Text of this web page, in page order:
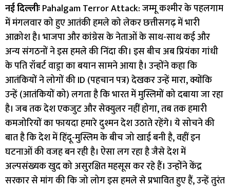
नई दिल्लीःPahalgam Terror Attack: जम्मू कश्मीर के पहलगाम
में मंगलवार को हुए आतंकी हमले को लेकर छत्तीसगढ़ में भारी
आक्रोश है। भाजपा और कांग्रेस के नेताओं के साथ-साथ कई और
अन्य संगठनों ने इस हमले की निंदा की। इस बीच अब प्रियंका गांधी
के पति रॉबर्ट वाड्रा का बयान सामने आया है। उन्होंने कहा कि
आतंकियों ने लोगों की ID (पहचान पत्र) देखकर उन्हें मारा, क्योंकि
उन्हें (आतंकियों को) लगता है कि भारत में मुस्लिमों को दबाया जा रहा
है। जब तक देश एकजुट और सेक्युलर नहीं होगा, तब तक हमारी
कमजोरियों का फायदा हमारे दुश्मन देश उठाते रहेंगे। ये सोचने की
बात है कि देश में हिंदू-मुस्लिम के बीच जो खाई बनी है, वहीं इन
घटनाओं की वजह बन रही है। ऐसा लग रहा है जैसे देश में
अल्पसंख्यक खुद को असुरक्षित महसूस कर रहे हैं। उन्होंने केंद्र
सरकार से मांग की कि जो लोग इस हमले से प्रभावित हुए हैं, उन्हें तुरंत